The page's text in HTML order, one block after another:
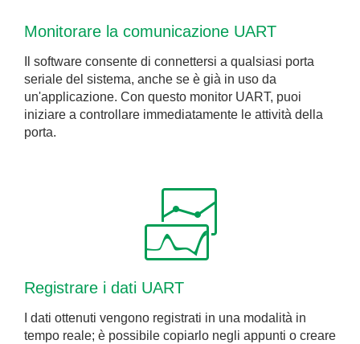
Monitorare la comunicazione UART
Il software consente di connettersi a qualsiasi porta
seriale del sistema, anche se è già in uso da
un'applicazione. Con questo monitor UART, puoi
iniziare a controllare immediatamente le attività della
porta.
Registrare i dati UART
I dati ottenuti vengono registrati in una modalità in
tempo reale; è possibile copiarlo negli appunti o creare